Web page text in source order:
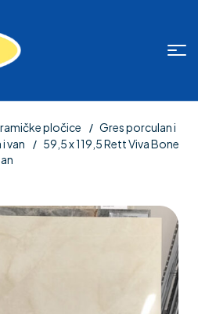
pločice
Gres porculan i
van
59,5 x 119,5 Rett Viva Bone